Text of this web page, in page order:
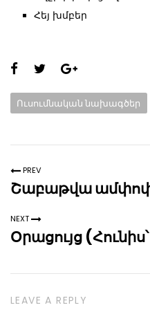
Հեյ խմբեր
Share
page:
Categories:
Ուսումնական նախագծեր
PREV
Շաբաթվա
NEXT
Օրացույց
LEAVE A REPLY